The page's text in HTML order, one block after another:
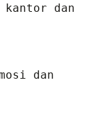
kantor dan
dan